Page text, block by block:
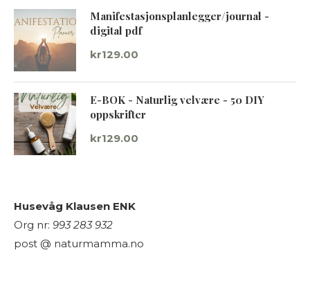
Manifestasjonsplanlegger/journal -
digital pdf
kr129.00
E-BOK - Naturlig velvære - 50 DIY
oppskrifter
kr129.00
Husevåg Klausen ENK
Org nr: 993 283 932
post @ naturmamma.no